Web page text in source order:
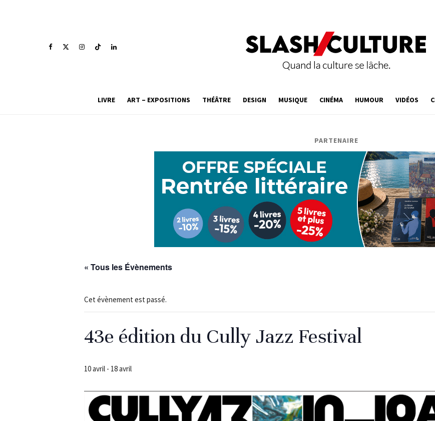
LIVRE ART – EXPOSITIONS THÉÂTRE DESIGN MUSIQUE CINÉMA HUMOUR VIDÉOS
PARTENAIRE
« Tous les Évènements
Cet évènement est passé.
43e édition du Cully Jazz Festival
10 avril - 18 avril